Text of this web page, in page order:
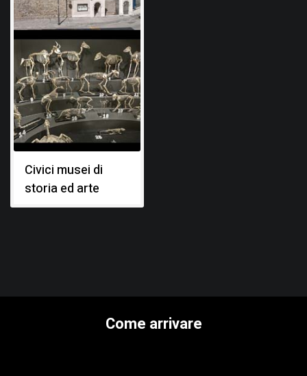
Civici musei di
storia ed arte
Come arrivare